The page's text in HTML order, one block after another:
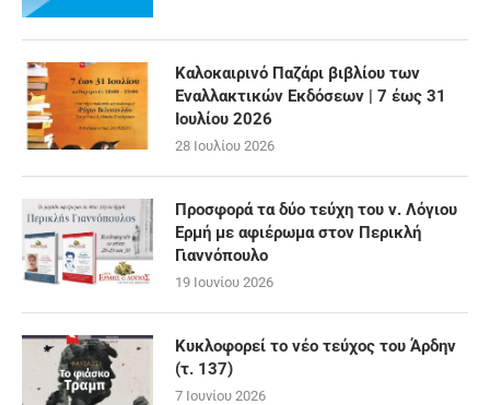
Καλοκαιρινό Παζάρι βιβλίου των
Εναλλακτικών Εκδόσεων | 7 έως 31
Ιουλίου 2026
28 Ιουλίου 2026
Προσφορά τα δύο τεύχη του ν. Λόγιου
Ερμή με αφιέρωμα στον Περικλή
Γιαννόπουλο
19 Ιουνίου 2026
Κυκλοφορεί το νέο τεύχος του Άρδην
(τ. 137)
7 Ιουνίου 2026